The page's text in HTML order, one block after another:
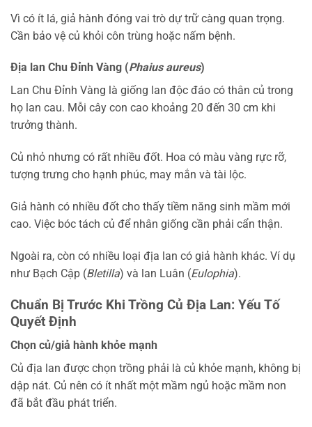
Vì có ít lá, giả hành đóng vai trò dự trữ càng quan trọng.
Cần bảo vệ củ khỏi côn trùng hoặc nấm bệnh.
Địa lan Chu Đỉnh Vàng (Phaius aureus)
Lan Chu Đỉnh Vàng là giống lan độc đáo có thân củ trong
họ lan cau. Mỗi cây con cao khoảng 20 đến 30 cm khi
trưởng thành.
Củ nhỏ nhưng có rất nhiều đốt. Hoa có màu vàng rực rỡ,
tượng trưng cho hạnh phúc, may mắn và tài lộc.
Giả hành có nhiều đốt cho thấy tiềm năng sinh mầm mới
cao. Việc bóc tách củ để nhân giống cần phải cẩn thận.
Ngoài ra, còn có nhiều loại địa lan có giả hành khác. Ví dụ
như Bạch Cập (Bletilla) và lan Luân (Eulophia).
Chuẩn Bị Trước Khi Trồng Củ Địa Lan: Yếu Tố
Quyết Định
Chọn củ/giả hành khỏe mạnh
Củ địa lan được chọn trồng phải là củ khỏe mạnh, không bị
dập nát. Củ nên có ít nhất một mầm ngủ hoặc mầm non
đã bắt đầu phát triển.